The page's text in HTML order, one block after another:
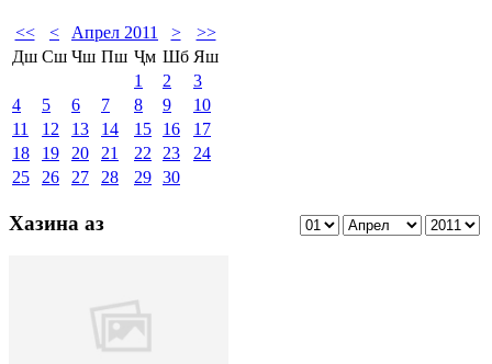
<< < Апрел 2011 >
>>
Дш Сш Чш Пш Ҷм Шб Яш
1
2
3
4
5 6 7 8 9
10
11
12 13 14 15 16
17
18
19 20 21 22 23
24
25
26 27 28 29 30
Хазина аз